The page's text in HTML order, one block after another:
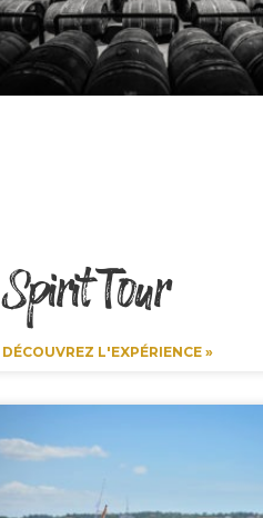
Spirit Tour
DÉCOUVREZ L'EXPÉRIENCE »